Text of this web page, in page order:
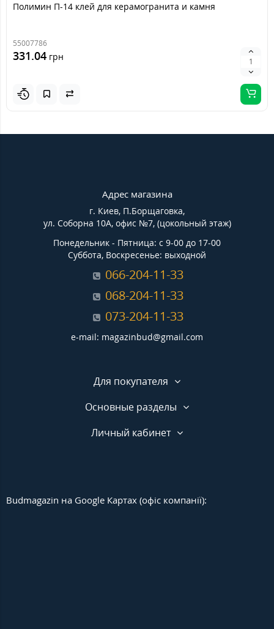
Полимин П-14 клей для керамогранита и камня
55007786
331.04 грн
Адрес магазина
г. Киев, П.Борщаговка,
ул. Соборна 10А, офис №7, (цокольный этаж)
Понедельник - Пятница: с 9-00 до 17-00
Суббота, Воскресенье: выходной
066-204-11-33
068-204-11-33
073-204-11-33
e-mail: magazinbud@gmail.com
Для покупателя
Основные разделы
Личный кабинет
Budmagazin на Google Картах (офіс компанії):